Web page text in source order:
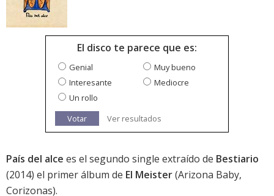
El disco te parece que es:
Genial
Muy bueno
Interesante
Mediocre
Un rollo
Votar
Ver resultados
País del alce es el segundo single extraído de Bestiario
(2014) el primer álbum de El Meister(Arizona Baby,
Corizonas).